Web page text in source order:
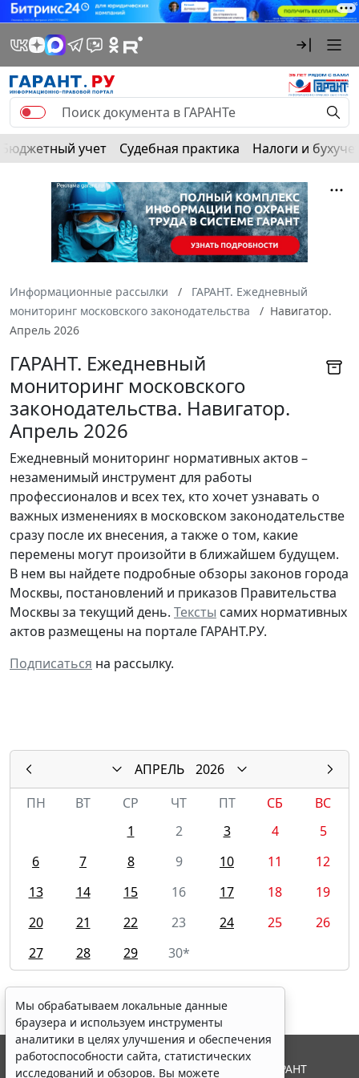
Бюджетный учет Судебная практика Налоги и
Информационные рассылки
ГАРАНТ. Ежедневный
мониторинг московского законодательства
Навигатор.
Апрель 2026
ГАРАНТ. Ежедневный
мониторинг московского
законодательства. Навигатор.
Апрель 2026
Ежедневный мониторинг нормативных актов –
незаменимый инструмент для работы
профессионалов и всех тех, кто хочет узнавать о
важных изменениях в московском законодательстве
сразу после их внесения, а также о том, какие
перемены могут произойти в ближайшем будущем.
В нем вы найдете подробные обзоры законов города
Москвы, постановлений и приказов Правительства
Москвы за текущий день. Тексты самих нормативных
актов размещены на портале ГАРАНТ.РУ.
Подписаться на рассылку.
АПРЕЛЬ
2026
ПН
ВТ СР ЧТ ПТ СБ
ВС
1
2 3 4
5
6
7 8 9 10 11
12
13
14 15 16 17 18
19
20
21 22 23 24 25
26
27
28 29 30*
Мы обрабатываем локальные данные
браузера и используем инструменты
аналитики в целях улучшения и обеспечения
работоспособности сайта, статистических
исследований и обзоров. Вы можете
© ООО "НПП "ГАРАНТ-СЕРВИС", 2026. Система ГАРАНТ